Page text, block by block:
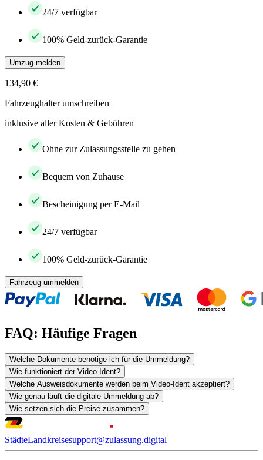
24/7 verfügbar
100% Geld-zurück-Garantie
Umzug melden
134,90 €
Fahrzeughalter umschreiben
inklusive aller Kosten & Gebühren
Ohne zur Zulassungsstelle zu gehen
Bequem von Zuhause
Bescheinigung per E-Mail
24/7 verfügbar
100% Geld-zurück-Garantie
Fahrzeug ummelden
FAQ: Häufige Fragen
Welche Dokumente benötige ich für die Ummeldung?
Wie funktioniert der Video-Ident?
Welche Ausweisdokumente werden beim Video-Ident akzeptiert?
Wie genau läuft die digitale Ummeldung ab?
Wie setzen sich die Preise zusammen?
StädteLandkreisesupport@zulassung.digital